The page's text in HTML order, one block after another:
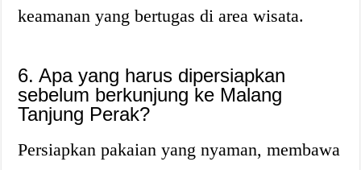
keamanan yang bertugas di area wisata.
6. Apa yang harus dipersiapkan
sebelum berkunjung ke Malang
Tanjung Perak?
Persiapkan pakaian yang nyaman, membawa